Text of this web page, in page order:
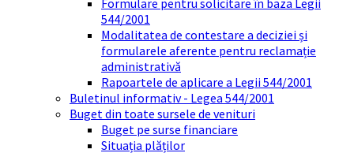
Formulare pentru solicitare în baza Legii
544/2001
Modalitatea de contestare a deciziei și
formularele aferente pentru reclamație
administrativă
Rapoartele de aplicare a Legii 544/2001
Buletinul informativ - Legea 544/2001
Buget din toate sursele de venituri
Buget pe surse financiare
Situația plăților